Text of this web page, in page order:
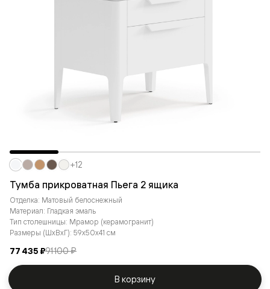
Тумба прикроватная Пьега 2 ящика
Отделка: Матовый белоснежный
Материал: Гладкая эмаль
Тип столешницы: Мрамор (керамогранит)
Размеры (ШxВxГ): 59x50x41 см
77 435 ₽91 100 ₽
+12
В корзину